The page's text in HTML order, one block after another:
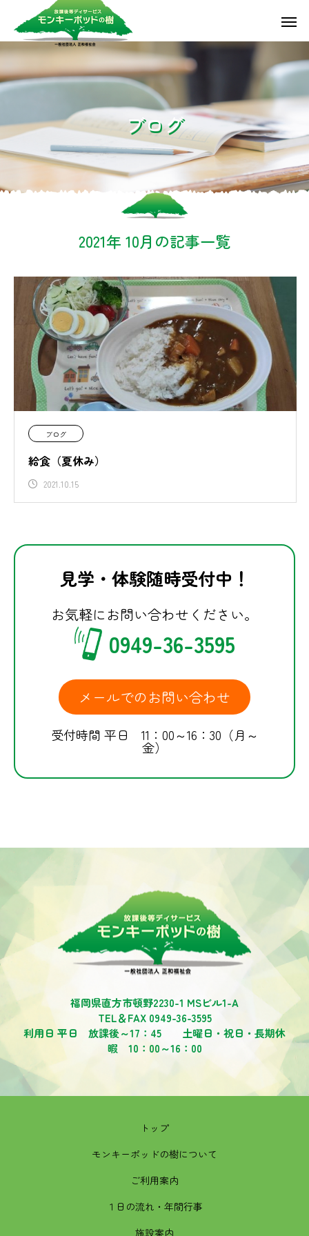
ブログ
2021年 10月の記事一覧
ブログ
給食（夏休み）
2021.10.15
見学・体験随時受付中！
お気軽にお問い合わせください。
0949-36-3595
メールでのお問い合わせ
受付時間 平日 11：00～16：30（月～
金）
福岡県直方市頓野2230-1 MSビル1-A
TEL＆FAX 0949-36-3595
利用日 平日 放課後～17：45 土曜日・祝日・長期休
暇 10：00～16：00
トップ
モンキーポッドの樹について
ご利用案内
１日の流れ・年間行事
施設案内